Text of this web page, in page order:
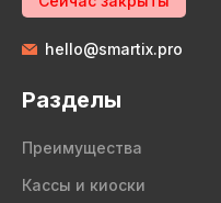
hello@smartix.pro
Разделы
Преимущества
Кассы и киоски